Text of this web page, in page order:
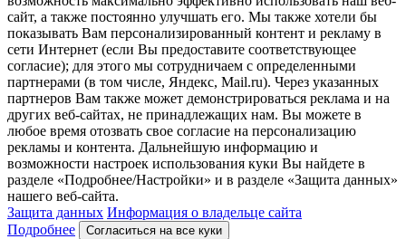
сайт, а также постоянно улучшать его. Мы также хотели бы
показывать Вам персонализированный контент и рекламу в
сети Интернет (если Вы предоставите соответствующее
согласие); для этого мы сотрудничаем с определенными
партнерами (в том числе, Яндекс, Mail.ru). Через указанных
партнеров Вам также может демонстрироваться реклама и на
других веб-сайтах, не принадлежащих нам. Вы можете в
любое время отозвать свое согласие на персонализацию
рекламы и контента. Дальнейшую информацию и
возможности настроек использования куки Вы найдете в
разделе «Подробнее/Настройки» и в разделе «Защита данных»
нашего веб-сайта.
Защита данных Информация о владельце сайта
Подробнее
Согласиться на все куки